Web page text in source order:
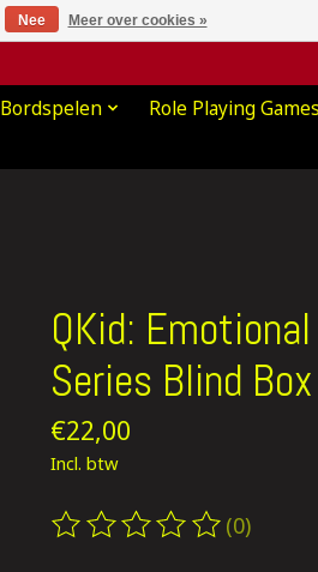
Bordspelen Role Playing Games
QKid:
Series Blind
€22,00
Incl. btw
De beoordeling van dit
(0)
Nee Meer over cookies »